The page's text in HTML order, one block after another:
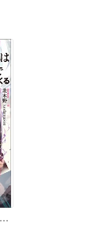
追放された鍛冶師はチートスキルで伝説を作りまくる ～婚約者に店を追い出されたけど、気ままにモノ作っていられる今の方が幸せです～（ノベル）